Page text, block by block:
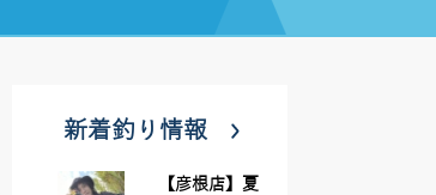
新着釣り情報
【彦根店】夏